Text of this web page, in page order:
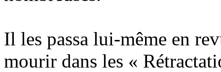
Il les passa lui-même en
mourir dans les «